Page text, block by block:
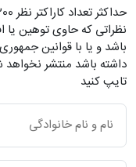
حداکثر تعداد کاراکتر نظر 200 ميياشد
نظراتی که حاوی توهین یا
باشد و یا با قوانین
داشته باشد منتشر
تایپ کنید